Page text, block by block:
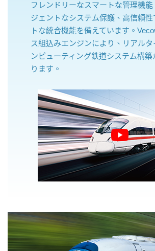
フレンドリーなスマートな管理機能
ジェントなシステム保護、高信頼性
トな統合機能を備えています。
ス組込みエンジンにより、リアルタ
ンピューティング鉄道システム構築
ります。